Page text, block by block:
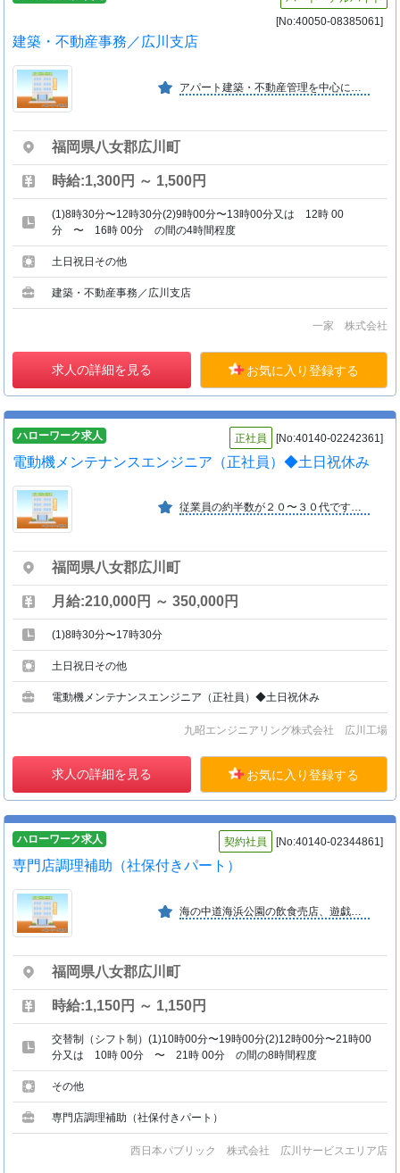
[No:40050-08385061]
建築・不動産事務／広川支店
福岡県八女郡広川町
時給:1,300円 ～ 1,500円
(1)8時30分〜12時30分(2)9時00分〜13時00分又は 12時 00
分 〜 16時 00分 の間の4時間程度
土日祝日その他
建築・不動産事務／広川支店
一家 株式会社
求人の詳細を見る お気に入り登録する
ハローワーク求人 正社員 [No:40140-02242361]
電動機メンテナンスエンジニア（正社員）◆土日祝休み
従業員の約半数が２０〜３０代です。平均年齢４２．１歳。先輩たちの前職は電気工事士や鉄筋工、調理師など様々。経験に関係なく、男女共に活躍できる職場です。
福岡県八女郡広川町
月給:210,000円 ～ 350,000円
(1)8時30分〜17時30分
土日祝日その他
電動機メンテナンスエンジニア（正社員）◆土日祝休み
九昭エンジニアリング株式会社 広川工場
求人の詳細を見る お気に入り登録する
ハローワーク求人 契約社員 [No:40140-02344861]
専門店調理補助（社保付きパート）
海の中道海浜公園の飲食売店、遊戯施設を中心に九州自動車道の広川サービスエリアのレストラン等の営業、その他公共施設中の飲食売店業務を営んでいます。
福岡県八女郡広川町
時給:1,150円 ～ 1,150円
交替制（シフト制）(1)10時00分〜19時00分(2)12時00分〜21時00
分又は 10時 00分 〜 21時 00分 の間の8時間程度
その他
専門店調理補助（社保付きパート）
西日本パブリック 株式会社 広川サービスエリア店